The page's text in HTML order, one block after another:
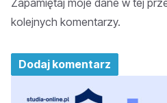
kolejnych komentarzy.